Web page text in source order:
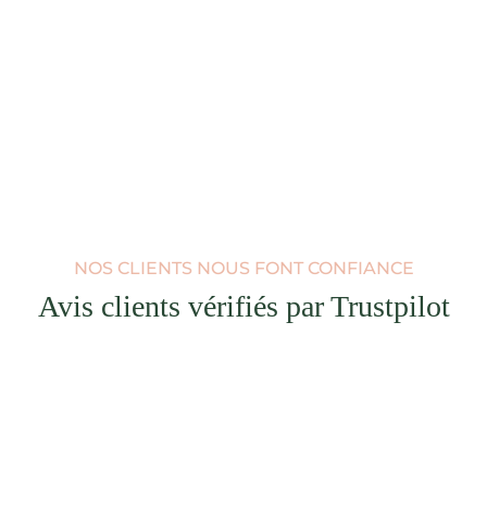
NOS CLIENTS NOUS FONT CONFIANCE
Avis clients vérifiés par Trustpilot